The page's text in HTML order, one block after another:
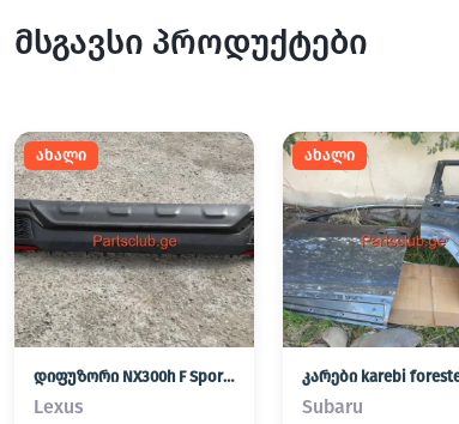
მსგავსი პროდუქტები
ახალი
დიფუზორი NX300h F Sport hybrid
Lexus
ახალი
Subaru